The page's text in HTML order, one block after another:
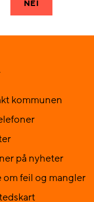
NEI
kommunen
på nyheter
om feil og mangler